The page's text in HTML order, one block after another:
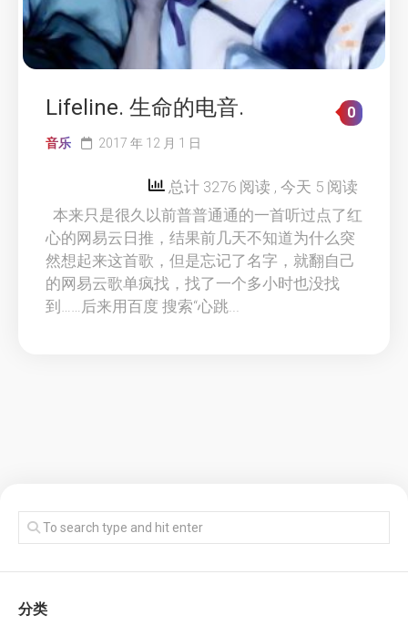
Lifeline. 生命的电音. 0
音乐 2017 年 12 月 1 日
总计 3276 阅读 , 今天 5 阅读
本来只是很久以前普普通通的一首听过点了红
心的网易云日推，结果前几天不知道为什么突
然想起来这首歌，但是忘记了名字，就翻自己
的网易云歌单疯找，找了一个多小时也没找
到……后来用百度 搜索“心跳...
分类